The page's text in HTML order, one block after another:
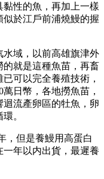
黏性的魚，再加上一樣
於江戶前浦燒鰻的握
域，以前高雄旗津外
就是這種魚苗，再畜
可以完全養殖技術，
日幣，各地撈魚苗，
流產卵區的牡魚，卵
。
，但是養鰻用高蛋白
年以内出貨，最遲養